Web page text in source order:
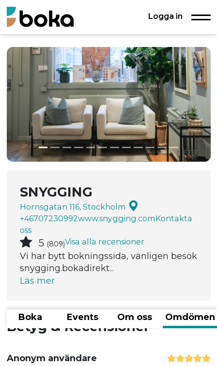
Logga in
SNYGGING
Hornsgatan 116, Stockholm
+46707230992www.snygging.comKontakta
oss
5 (809)Visa alla recensioner
Vi har bytt bokningssida, vänligen besök
snygging.bokadirekt...
Läs mer
Boka Events Om oss Omdömen
Betyg & Recensioner
Anonym användare